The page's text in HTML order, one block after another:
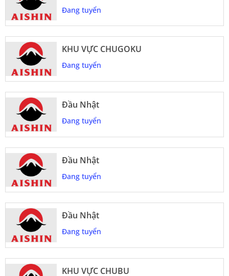
Đang tuyển
KHU VỰC CHUGOKU
Đang tuyển
Đầu Nhật
Đang tuyển
Đầu Nhật
Đang tuyển
Đầu Nhật
Đang tuyển
KHU VỰC CHUBU